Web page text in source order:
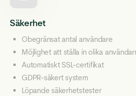
Säkerhet
Obegränsat antal användare
Möjlighet att ställa in olika
Automatiskt SSL-certifikat
GDPR-säkert system
Löpande säkerhetstester